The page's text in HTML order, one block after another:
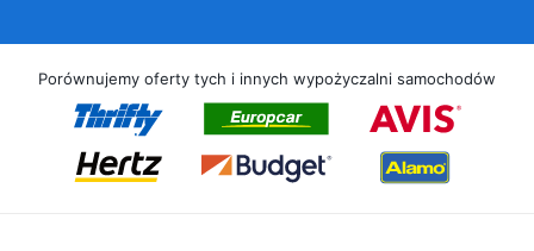
Porównujemy oferty tych i innych wypożyczalni samochodów